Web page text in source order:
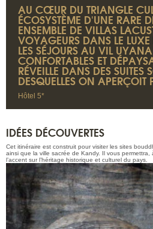
AU CŒUR DU TRIANGLE
ÉCOSYSTÈME D'UNE RARE
ENSEMBLE DE VILLAS
VOYAGEURS DANS LE LUXE
LES SÉJOURS AUVIL UYANA
CONFORTABLES ET
RÉVEILLE DANS DES SUITES
DESQUELLES ON APERÇOIT
Hôtel 5*
IDÉES DÉCOUVERTES
Cet itinéraire est construit pour visiter les sites
ainsi que la ville sacrée de Kandy. Il vous
l’accent sur l’héritage historique et culturel du pays.